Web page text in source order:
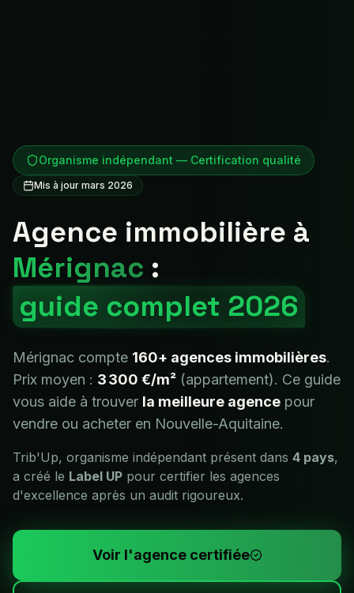
Organisme indépendant — Certification qualité
Mis à jour mars 2026
Agence immobilière à
Mérignac :
guide complet 2026
Mérignac compte 160+ agences immobilières.
Prix moyen : 3 300 €/m² (appartement). Ce guide
vous aide à trouver la meilleure agence pour
vendre ou acheter en Nouvelle-Aquitaine.
Trib'Up, organisme indépendant présent dans 4 pays,
a créé le Label UP pour certifier les agences
d'excellence après un audit rigoureux.
Voir l'agence certifiée